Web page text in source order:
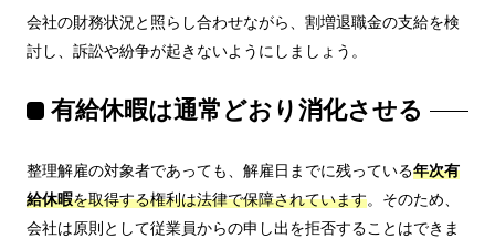
会社の財務状況と照らし合わせながら、割増退職金の支給を検
討し、訴訟や紛争が起きないようにしましょう。
有給休暇は通常どおり消化させる
整理解雇の対象者であっても、解雇日までに残っている年次有
給休暇を取得する権利は法律で保障されています。そのため、
会社は原則として従業員からの申し出を拒否することはできま